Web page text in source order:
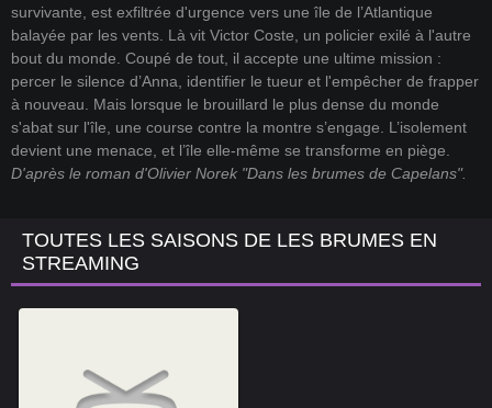
survivante, est exfiltrée d'urgence vers une île de l’Atlantique
balayée par les vents. Là vit Victor Coste, un policier exilé à l'autre
bout du monde. Coupé de tout, il accepte une ultime mission :
percer le silence d’Anna, identifier le tueur et l'empêcher de frapper
à nouveau. Mais lorsque le brouillard le plus dense du monde
s'abat sur l'île, une course contre la montre s’engage. L’isolement
devient une menace, et l’île elle-même se transforme en piège.
D'après le roman d'Olivier Norek "Dans les brumes de Capelans".
TOUTES LES SAISONS DE LES BRUMES EN
STREAMING